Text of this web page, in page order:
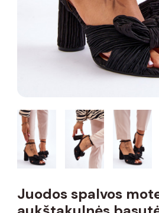
Juodos spalvos